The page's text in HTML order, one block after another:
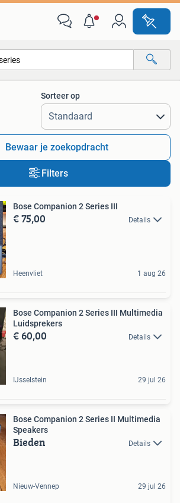
Alle afstanden…
Sorteer op
Bewaar je zoekopdracht
Filters
Bose Companion 2 Series III
€ 75,00 Details
Heenvliet 1 aug 26
Bose Companion 2 Series III Multimedia
Luidsprekers
€ 60,00 Details
IJsselstein 29 jul 26
Bose Companion 2 Series II Multimedia
Speakers
Bieden Details
Nieuw-Vennep 29 jul 26